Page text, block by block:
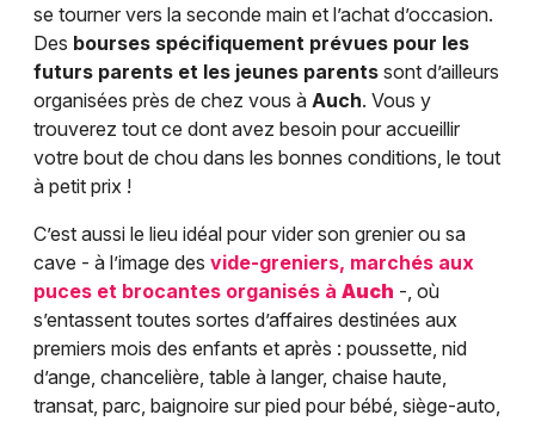
se tourner vers la seconde main et l’achat d’occasion.
Des bourses spécifiquement prévues pour les
futurs parents et les jeunes parents sont d’ailleurs
organisées près de chez vous à Auch. Vous y
trouverez tout ce dont avez besoin pour accueillir
votre bout de chou dans les bonnes conditions, le tout
à petit prix !
C’est aussi le lieu idéal pour vider son grenier ou sa
cave - à l’image des vide-greniers, marchés aux
puces et brocantes organisés à Auch -, où
s’entassent toutes sortes d’affaires destinées aux
premiers mois des enfants et après : poussette, nid
d’ange, chancelière, table à langer, chaise haute,
transat, parc, baignoire sur pied pour bébé, siège-auto,